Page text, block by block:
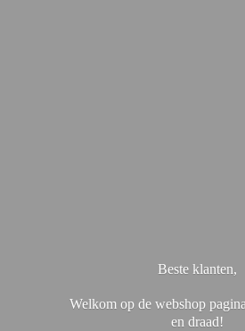
Beste klanten,
Welkom op de webshop
en draad!